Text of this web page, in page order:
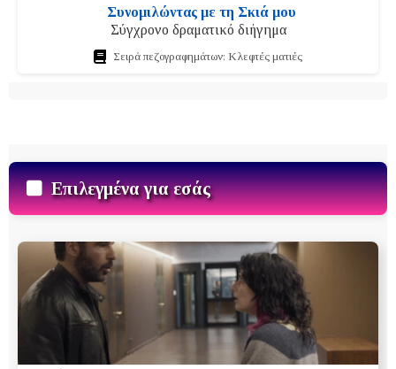
Συνομιλώντας με τη Σκιά μου
Σύγχρονο δραματικό διήγημα
Σειρά πεζογραφημάτων: Κλεφτές ματιές
Επιλεγμένα για εσάς